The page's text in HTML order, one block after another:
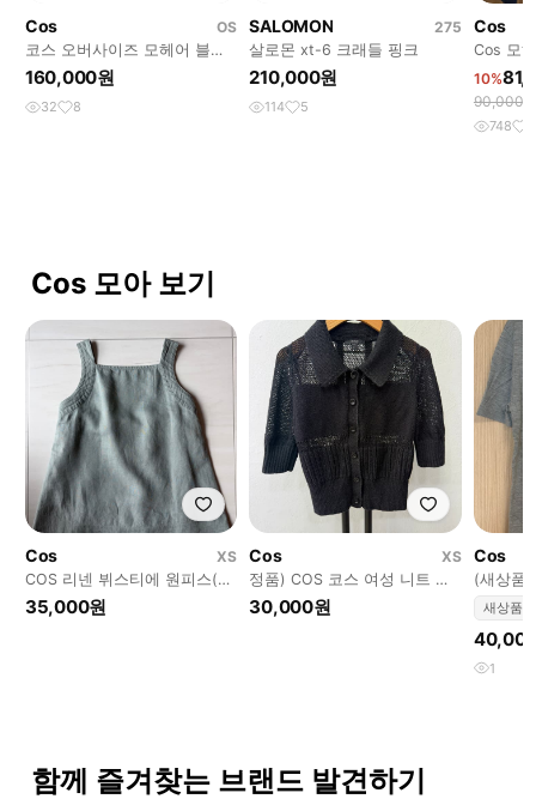
Cos
OS
코스 오버사이즈 모헤어 블렌
드 머플러
160,000원
32 8
SALOMON
275
살로몬 xt-6 크래들 핑크
210,000원
114 5
Cos
Cos 모
10%
90,000
748
Cos 모아 보기
Cos
XS
COS 리넨 뷔스티에 원피스(34
사이즈)
35,000원
Cos
XS
정품) COS 코스 여성 니트 가
디건 XS
30,000원
Cos
(새상품
코튼 니
새상품
1
함께 즐겨찾는 브랜드 발견하기